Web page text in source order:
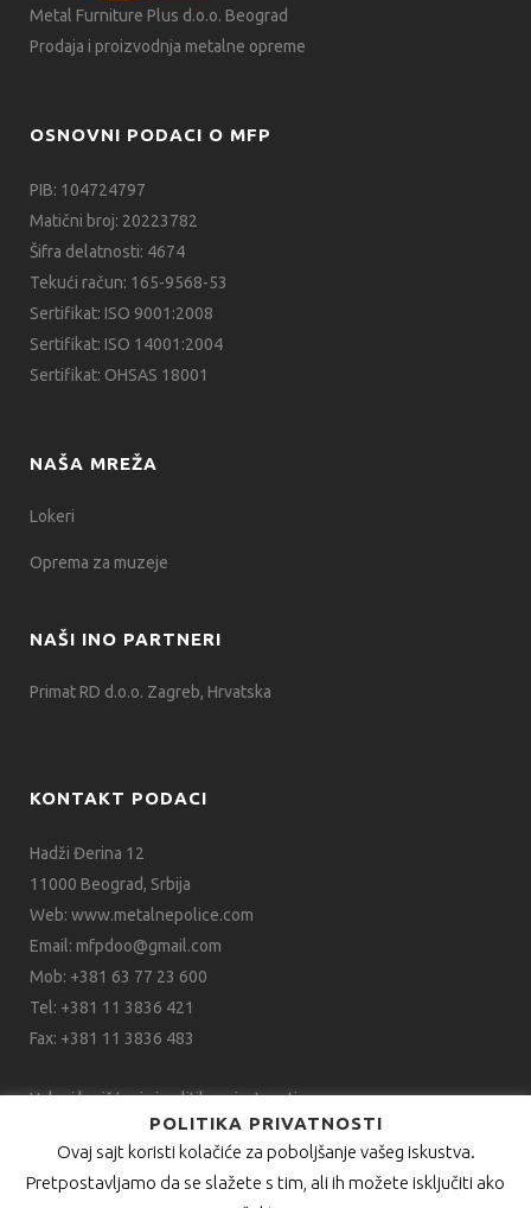
Metal Furniture Plus d.o.o. Beograd
Prodaja i proizvodnja metalne opreme
OSNOVNI PODACI O MFP
PIB: 104724797
Matični broj: 20223782
Šifra delatnosti: 4674
Tekući račun: 165-9568-53
Sertifikat: ISO 9001:2008
Sertifikat: ISO 14001:2004
Sertifikat: OHSAS 18001
NAŠA MREŽA
Lokeri
Oprema za muzeje
NAŠI INO PARTNERI
Primat RD d.o.o. Zagreb, Hrvatska
KONTAKT PODACI
Hadži Đerina 12
11000 Beograd, Srbija
Web: www.metalnepolice.com
Email: mfpdoo@gmail.com
Mob: +381 63 77 23 600
Tel: +381 11 3836 421
Fax: +381 11 3836 483
Uslovi korišćenja i politika privatnosti
POLITIKA PRIVATNOSTI
Ovaj sajt koristi kolačiće za poboljšanje vašeg iskustva.
Pretpostavljamo da se slažete s tim, ali ih možete isključiti ako